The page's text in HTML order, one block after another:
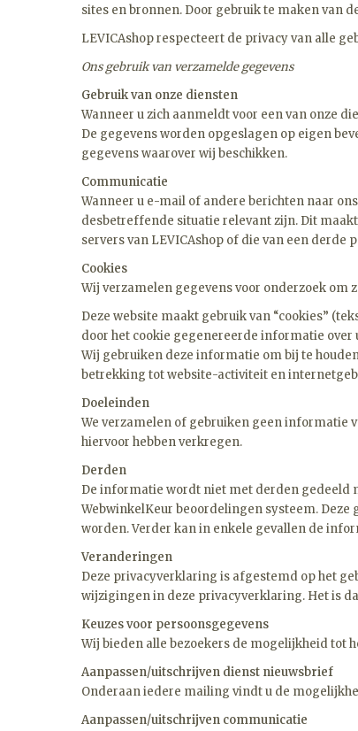
sites en bronnen. Door gebruik te maken van
LEVICAshop respecteert de privacy van alle
Ons gebruik van verzamelde gegevens
Gebruik van onze diensten
Wanneer u zich aanmeldt voor een van onze
De gegevens worden opgeslagen op eigen
gegevens waarover wij beschikken.
Communicatie
Wanneer u e-mail of andere berichten naar
desbetreffende situatie relevant zijn. Dit
servers van LEVICAshop of die van een
Cookies
Wij verzamelen gegevens voor onderzoek
Deze website maakt gebruik van “cookies”
door het cookie gegenereerde informatie over
Wij gebruiken deze informatie om bij te
betrekking tot website-activiteit en
Doeleinden
We verzamelen of gebruiken geen informatie
hiervoor hebben verkregen.
Derden
De informatie wordt niet met derden gedeeld
WebwinkelKeur beoordelingen systeem.
worden. Verder kan in enkele gevallen de
Veranderingen
Deze privacyverklaring is afgestemd op het
wijzigingen in deze privacyverklaring. Het is
Keuzes voor persoonsgegevens
Wij bieden alle bezoekers de mogelijkheid tot
Aanpassen/uitschrijven dienst nieuwsbrief
Onderaan iedere mailing vindt u de
Aanpassen/uitschrijven communicatie